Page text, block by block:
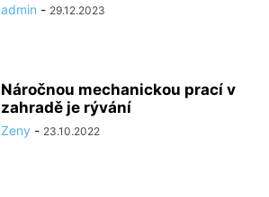
admin - 29.12.2023
Náročnou mechanickou prací v
zahradě je rývání
Zeny - 23.10.2022